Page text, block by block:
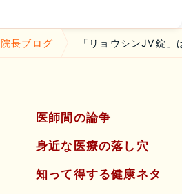
院長ブログ 「リョウシンJV錠
医師間の論争
身近な医療の落し穴
知って得する健康ネタ